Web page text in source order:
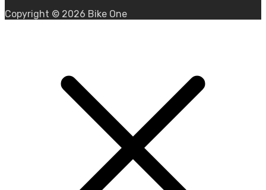
Copyright © 2026 Bike One